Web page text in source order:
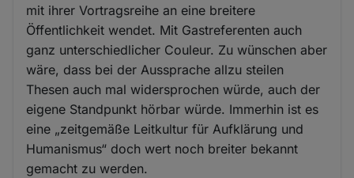
mit ihrer Vortragsreihe an eine breitere
Öffentlichkeit wendet. Mit Gastreferenten auch
ganz unterschiedlicher Couleur. Zu wünschen aber
wäre, dass bei der Aussprache allzu steilen
Thesen auch mal widersprochen würde, auch der
eigene Standpunkt hörbar würde. Immerhin ist es
eine „zeitgemäße Leitkultur für Aufklärung und
Humanismus“ doch wert noch breiter bekannt
gemacht zu werden.